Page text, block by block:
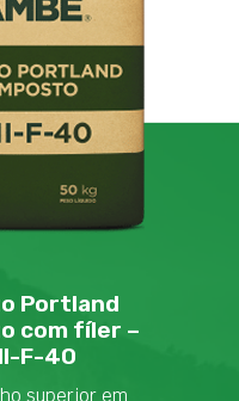
Portland
com fíler –
F-40
superior em